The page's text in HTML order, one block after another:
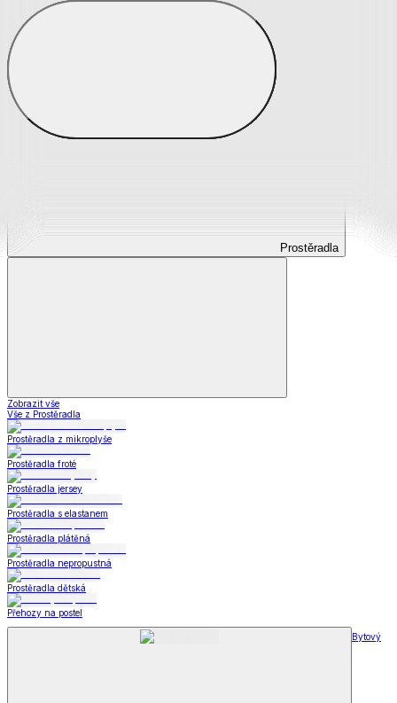
Prostěradla
Prostěradla
Zobrazit vše
Vše z Prostěradla
Prostěradla z mikroplyše
Prostěradla froté
Prostěradla jersey
Prostěradla s elastanem
Prostěradla plátěná
Prostěradla nepropustná
Prostěradla dětská
Přehozy na postel
Bytový